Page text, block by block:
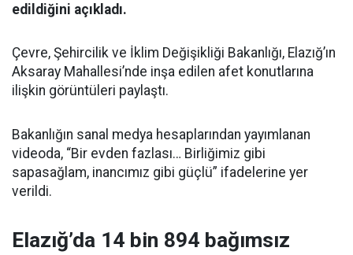
edildiğini açıkladı.
Çevre, Şehircilik ve İklim Değişikliği Bakanlığı, Elazığ’ın
Aksaray Mahallesi’nde inşa edilen afet konutlarına
ilişkin görüntüleri paylaştı.
Bakanlığın sanal medya hesaplarından yayımlanan
videoda, “Bir evden fazlası… Birliğimiz gibi
sapasağlam, inancımız gibi güçlü” ifadelerine yer
verildi.
Elazığ’da 14 bin 894 bağımsız